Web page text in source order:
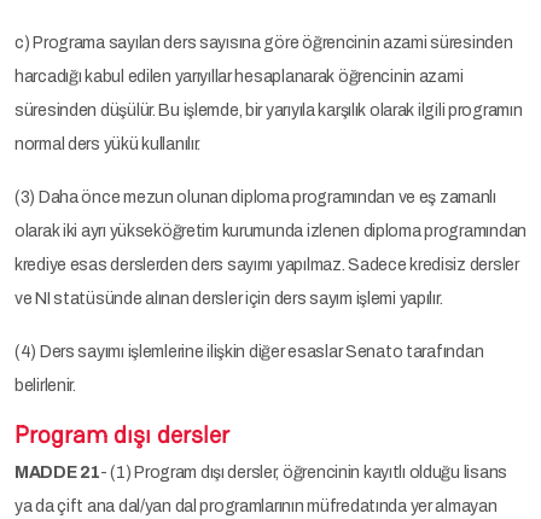
c) Programa sayılan ders sayısına göre öğrencinin azami süresinden
harcadığı kabul edilen yarıyıllar hesaplanarak öğrencinin azami
süresinden düşülür. Bu işlemde, bir yarıyıla karşılık olarak ilgili programın
normal ders yükü kullanılır.
(3) Daha önce mezun olunan diploma programından ve eş zamanlı
olarak iki ayrı yükseköğretim kurumunda izlenen diploma programından
krediye esas derslerden ders sayımı yapılmaz. Sadece kredisiz dersler
ve NI statüsünde alınan dersler için ders sayım işlemi yapılır.
(4) Ders sayımı işlemlerine ilişkin diğer esaslar Senato tarafından
belirlenir.
Program dışı dersler
MADDE 21- (1) Program dışı dersler, öğrencinin kayıtlı olduğu lisans
ya da çift ana dal/yan dal programlarının müfredatında yer almayan